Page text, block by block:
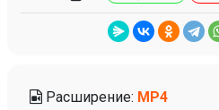
Расширение: MP4